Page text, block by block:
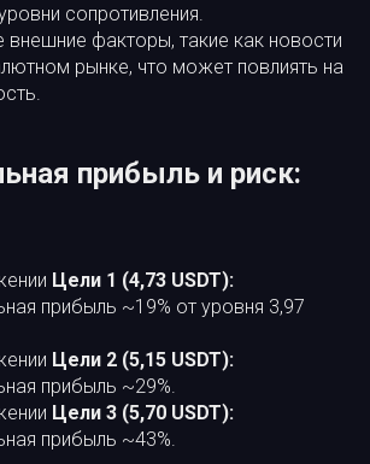
сопротивления.
внешние факторы, такие как новости
рынке, что может повлиять на
прибыль и риск:
Цели 1 (4,73 USDT):
прибыль ~19% от уровня 3,97
Цели 2 (5,15 USDT):
прибыль ~29%.
Цели 3 (5,70 USDT):
прибыль ~43%.